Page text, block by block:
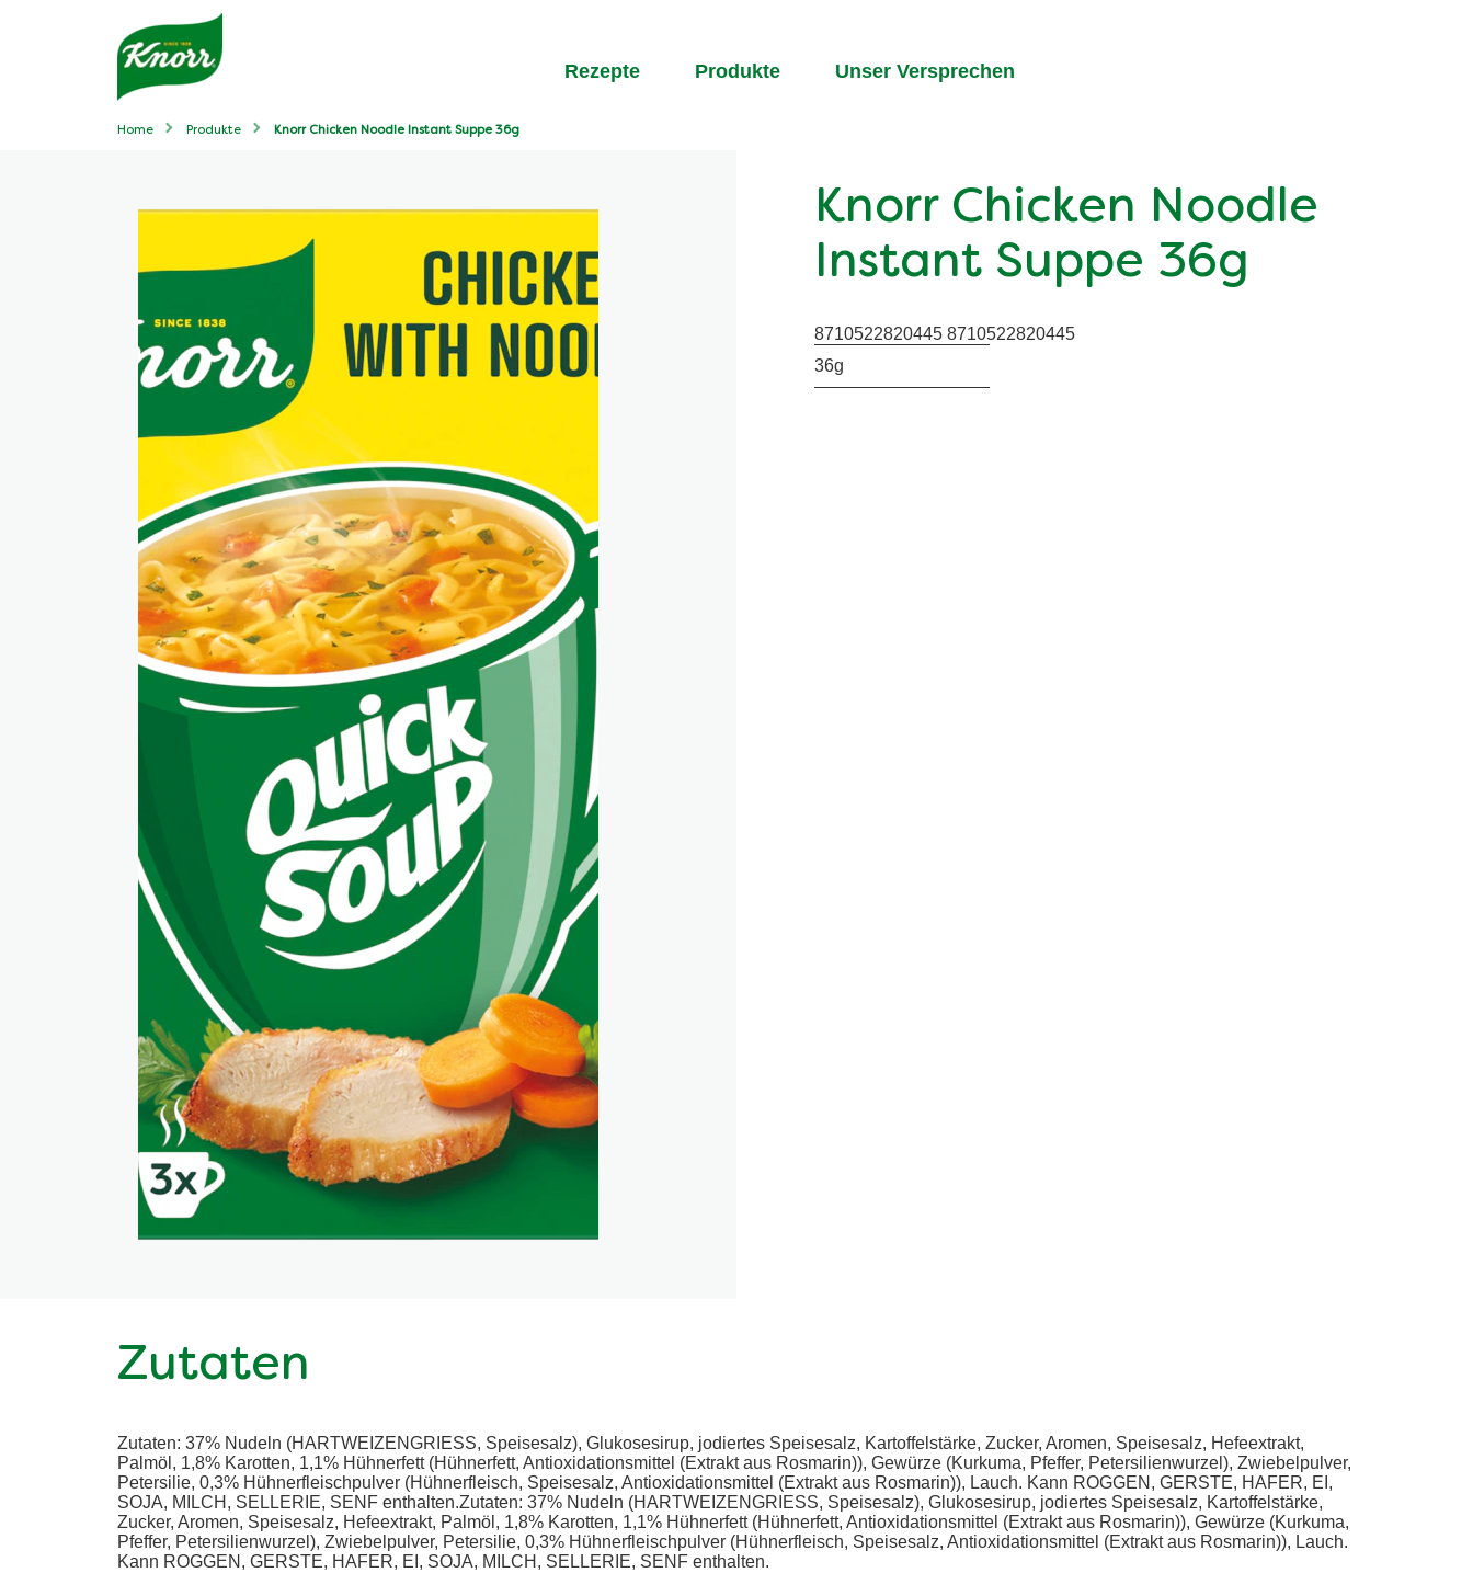
Rezepte Produkte Unser Versprechen
Home Produkte Knorr Chicken Noodle Instant Suppe 36g
Knorr Chicken Noodle
Instant Suppe 36g
8710522820445 8710522820445
36g
Zutaten
Zutaten: 37% Nudeln (HARTWEIZENGRIESS, Speisesalz), Glukosesirup, jodiertes Speisesalz, Kartoffelstärke, Zucker, Aromen, Speisesalz, Hefeextrakt,
Palmöl, 1,8% Karotten, 1,1% Hühnerfett (Hühnerfett, Antioxidationsmittel (Extrakt aus Rosmarin)), Gewürze (Kurkuma, Pfeffer, Petersilienwurzel), Zwiebelpulver,
Petersilie, 0,3% Hühnerfleischpulver (Hühnerfleisch, Speisesalz, Antioxidationsmittel (Extrakt aus Rosmarin)), Lauch. Kann ROGGEN, GERSTE, HAFER, EI,
SOJA, MILCH, SELLERIE, SENF enthalten.Zutaten: 37% Nudeln (HARTWEIZENGRIESS, Speisesalz), Glukosesirup, jodiertes Speisesalz, Kartoffelstärke,
Zucker, Aromen, Speisesalz, Hefeextrakt, Palmöl, 1,8% Karotten, 1,1% Hühnerfett (Hühnerfett, Antioxidationsmittel (Extrakt aus Rosmarin)), Gewürze (Kurkuma,
Pfeffer, Petersilienwurzel), Zwiebelpulver, Petersilie, 0,3% Hühnerfleischpulver (Hühnerfleisch, Speisesalz, Antioxidationsmittel (Extrakt aus Rosmarin)), Lauch.
Kann ROGGEN, GERSTE, HAFER, EI, SOJA, MILCH, SELLERIE, SENF enthalten.